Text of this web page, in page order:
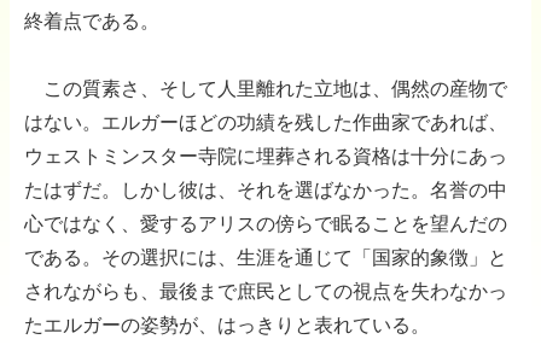
終着点である。
この質素さ、そして人里離れた立地は、偶然の産物で
はない。エルガーほどの功績を残した作曲家であれば、
ウェストミンスター寺院に埋葬される資格は十分にあっ
たはずだ。しかし彼は、それを選ばなかった。名誉の中
心ではなく、愛するアリスの傍らで眠ることを望んだの
である。その選択には、生涯を通じて「国家的象徴」と
されながらも、最後まで庶民としての視点を失わなかっ
たエルガーの姿勢が、はっきりと表れている。